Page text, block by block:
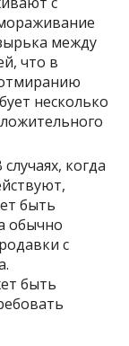
между
что в
несколько
случаях, когда
быть
обычно
с
быть